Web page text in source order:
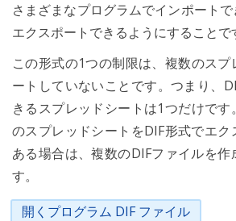
さまざまなプログラムでインポート
エクスポートできるようにすることで
この形式の1つの制限は、複数のス
ートしていないことです。つまり、
きるスプレッドシートは1つだけで
のスプレッドシートをDIF形式でエ
ある場合は、複数のDIFファイルを作
す。
開くプログラム DIF ファイル